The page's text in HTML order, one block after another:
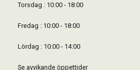
Torsdag : 10:00 - 18:00
Fredag : 10:00 - 18:00
Lördag : 10:00 - 14:00
Se avvikande öppettider